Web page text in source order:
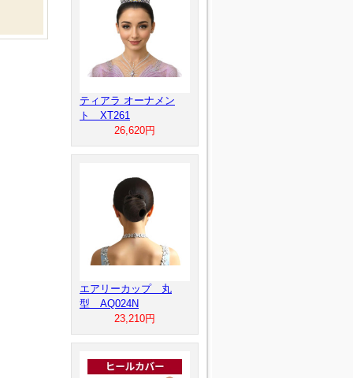
ティアラ オーナメン
ト XT261
26,620円
エアリーカップ 丸
型 AQ024N
23,210円